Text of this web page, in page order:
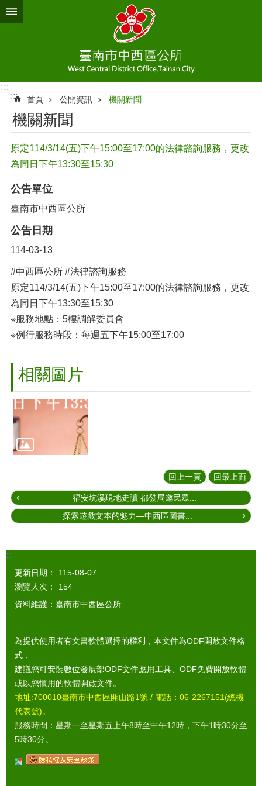
跳到主要內容區塊
:::
:::
首頁 公開資訊 機關新聞
機關新聞
原定114/3/14(五)下午15:00至17:00的法律諮詢服務，更改
為同日下午13:30至15:30
公告單位
臺南市中西區公所
公告日期
114-03-13
#中西區公所 #法律諮詢服務
原定114/3/14(五)下午15:00至17:00的法律諮詢服務，更改
為同日下午13:30至15:30
※服務地點：5樓調解委員會
※例行服務時段：每週五下午15:00至17:00
相關圖片
回上一頁 回最上面
福安坑溪現地走讀 都發局邀民眾...
探索遊戲文本的魅力—中西區圖書...
:::
更新日期：
115-08-07
瀏覽人次：
154
資料維護：臺南市中西區公所
為提供使用者有文書軟體選擇的權利，本文件為ODF開放文件格
式，
建議您可安裝數位發展部ODF文件應用工具
ODF免費開放軟體
或以您慣用的軟體開啟文件。
地址:700010臺南市中西區開山路1號 / 電話：06-2267151(總機
代表號)。
服務時間：星期一至星期五上午8時至中午12時，下午1時30分至
5時30分。